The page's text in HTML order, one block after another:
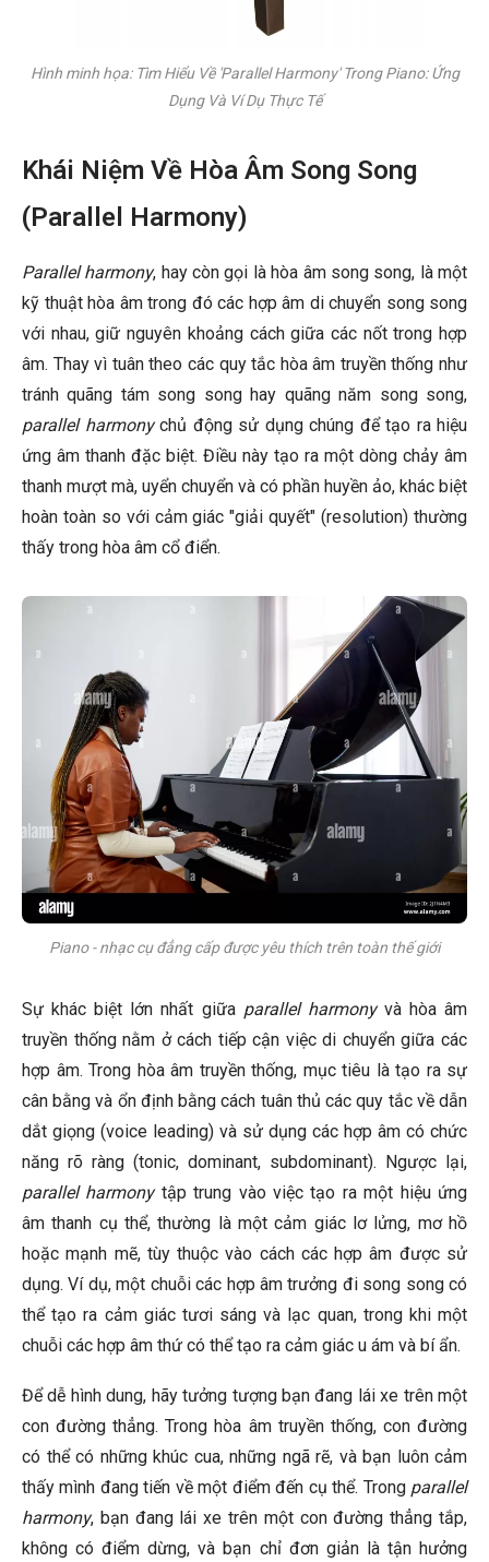
Hình minh họa: Tìm Hiểu Về 'Parallel Harmony' Trong Piano: Ứng
Dụng Và Ví Dụ Thực Tế
Khái Niệm Về Hòa Âm Song Song
(Parallel Harmony)
Parallel harmony, hay còn gọi là hòa âm song song, là một
kỹ thuật hòa âm trong đó các hợp âm di chuyển song song
với nhau, giữ nguyên khoảng cách giữa các nốt trong hợp
âm. Thay vì tuân theo các quy tắc hòa âm truyền thống như
tránh quãng tám song song hay quãng năm song song,
parallel harmonychủ động sử dụng chúng để tạo ra hiệu
ứng âm thanh đặc biệt. Điều này tạo ra một dòng chảy âm
thanh mượt mà, uyển chuyển và có phần huyền ảo, khác biệt
hoàn toàn so với cảm giác "giải quyết" (resolution) thường
thấy trong hòa âm cổ điển.
Piano - nhạc cụ đẳng cấp được yêu thích trên toàn thế giới
Sự khác biệt lớn nhất giữa parallel harmonyvà hòa âm
truyền thống nằm ở cách tiếp cận việc di chuyển giữa các
hợp âm. Trong hòa âm truyền thống, mục tiêu là tạo ra sự
cân bằng và ổn định bằng cách tuân thủ các quy tắc về dẫn
dắt giọng (voice leading) và sử dụng các hợp âm có chức
năng rõ ràng (tonic, dominant, subdominant). Ngược lại,
parallel harmonytập trung vào việc tạo ra một hiệu ứng
âm thanh cụ thể, thường là một cảm giác lơ lửng, mơ hồ
hoặc mạnh mẽ, tùy thuộc vào cách các hợp âm được sử
dụng. Ví dụ, một chuỗi các hợp âm trưởng đi song song có
thể tạo ra cảm giác tươi sáng và lạc quan, trong khi một
chuỗi các hợp âm thứ có thể tạo ra cảm giác u ám và bí ẩn.
Để dễ hình dung, hãy tưởng tượng bạn đang lái xe trên một
con đường thẳng. Trong hòa âm truyền thống, con đường
có thể có những khúc cua, những ngã rẽ, và bạn luôn cảm
thấy mình đang tiến về một điểm đến cụ thể. Trong parallel
harmony, bạn đang lái xe trên một con đường thẳng tắp,
không có điểm dừng, và bạn chỉ đơn giản là tận hưởng